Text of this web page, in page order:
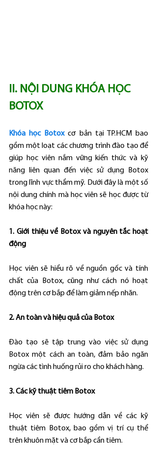
II. NỘI DUNG KHÓA HỌC
BOTOX
Khóa học Botox cơ bản tại TP.HCM bao
gồm một loạt các chương trình đào tạo để
giúp học viên nắm vững kiến thức và kỹ
năng liên quan đến việc sử dụng Botox
trong lĩnh vực thẩm mỹ. Dưới đây là một số
nội dung chính mà học viên sẽ học được từ
khóa học này:
1. Giới thiệu về Botox và nguyên tắc hoạt
động
Học viên sẽ hiểu rõ về nguồn gốc và tính
chất của Botox, cũng như cách nó hoạt
động trên cơ bắp để làm giảm nếp nhăn.
2. An toàn và hiệu quả của Botox
Đào tạo sẽ tập trung vào việc sử dụng
Botox một cách an toàn, đảm bảo ngăn
ngừa các tình huống rủi ro cho khách hàng.
3. Các kỹ thuật tiêm Botox
Học viên sẽ được hướng dẫn về các kỹ
thuật tiêm Botox, bao gồm vị trí cụ thể
trên khuôn mặt và cơ bắp cần tiêm.